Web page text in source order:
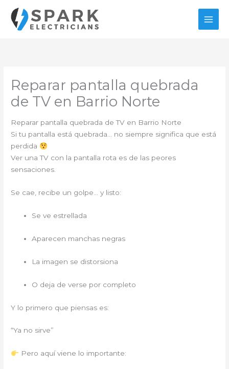
contenido
Reparar pantalla quebrada
de TV en Barrio Norte
Reparar pantalla quebrada de TV en Barrio Norte
Si tu pantalla está quebrada… no siempre significa que está
perdida
Ver una TV con la pantalla rota es de las peores
sensaciones.
Se cae, recibe un golpe… y listo:
Se ve estrellada
Aparecen manchas negras
La imagen se distorsiona
O deja de verse por completo
Y lo primero que piensas es:
“Ya no sirve”
Pero aquí viene lo importante: